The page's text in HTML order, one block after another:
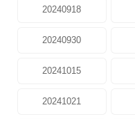
20240918
20240930
20241015
20241021